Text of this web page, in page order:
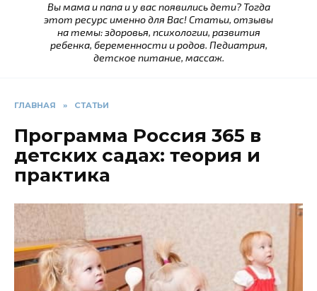
Вы мама и папа и у вас появились дети? Тогда
этот ресурс именно для Вас! Статьи, отзывы
на темы: здоровья, психологии, развития
ребенка, беременности и родов. Педиатрия,
детское питание, массаж.
ГЛАВНАЯ » СТАТЬИ
Программа Россия 365 в
детских садах: теория и
практика